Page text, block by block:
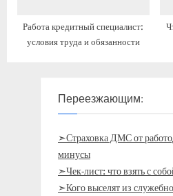
Работа кредитный специалист:
условия труда и обязанности
Переезжающим:
➣Страховка ДМС от
минусы
➣Чек-лист: что взять с
➣Кого выселят из